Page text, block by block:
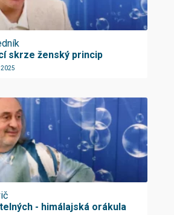
skrze ženský princip
2025
- himálajská orákula